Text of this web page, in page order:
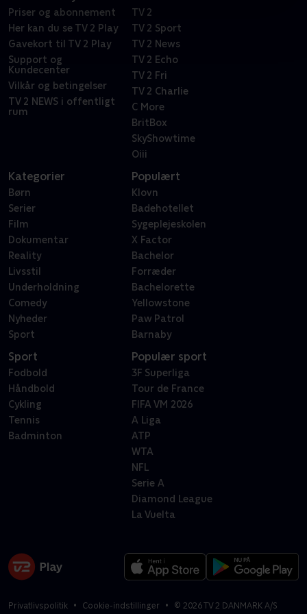
Priser og abonnement
Her kan du se TV 2 Play
Gavekort til TV 2 Play
Support og
Kundecenter
Vilkår og betingelser
TV 2 NEWS i offentligt
rum
TV 2
TV 2 Sport
TV 2 News
TV 2 Echo
TV 2 Fri
TV 2 Charlie
C More
BritBox
SkyShowtime
Oiii
Kategorier
Børn
Serier
Film
Dokumentar
Reality
Livsstil
Underholdning
Comedy
Nyheder
Sport
Populært
Klovn
Badehotellet
Sygeplejeskolen
X Factor
Bachelor
Forræder
Bachelorette
Yellowstone
Paw Patrol
Barnaby
Sport
Fodbold
Håndbold
Cykling
Tennis
Badminton
Populær sport
3F Superliga
Tour de France
FIFA VM 2026
A Liga
ATP
WTA
NFL
Serie A
Diamond League
La Vuelta
Privatlivspolitik Cookie-indstillinger © 2026TV 2 DANMARK A/S